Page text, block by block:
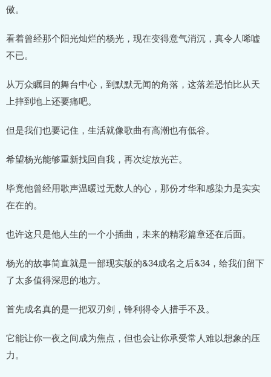
傲。
看着曾经那个阳光灿烂的杨光，现在变得意气消沉，真令人唏嘘
不已。
从万众瞩目的舞台中心，到默默无闻的角落，这落差恐怕比从天
上摔到地上还要痛吧。
但是我们也要记住，生活就像歌曲有高潮也有低谷。
希望杨光能够重新找回自我，再次绽放光芒。
毕竟他曾经用歌声温暖过无数人的心，那份才华和感染力是实实
在在的。
也许这只是他人生的一个小插曲，未来的精彩篇章还在后面。
杨光的故事简直就是一部现实版的&34成名之后&34，给我们留下
了太多值得深思的地方。
首先成名真的是一把双刃剑，锋利得令人措手不及。
它能让你一夜之间成为焦点，但也会让你承受常人难以想象的压
力。